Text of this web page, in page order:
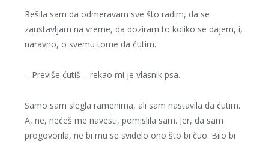
Rešila sam da odmeravam sve što radim, da se
zaustavljam na vreme, da doziram to koliko se dajem, i,
naravno, o svemu tome da ćutim.
– Previše ćutiš – rekao mi je vlasnik psa.
Samo sam slegla ramenima, ali sam nastavila da ćutim.
A, ne, nećeš me navesti, pomislila sam. Jer, da sam
progovorila, ne bi mu se svidelo ono što bi čuo. Bilo bi